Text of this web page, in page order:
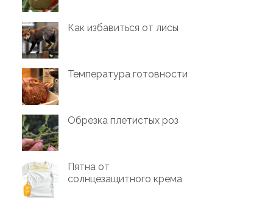
Как избавиться от лисы
Температура готовности
Обрезка плетистых роз
Пятна от
солнцезащитного крема